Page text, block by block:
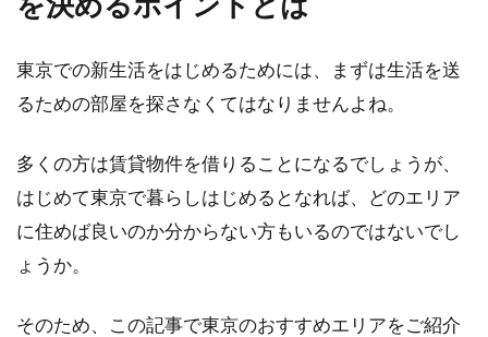
順番をご紹介！
上がるまでが楽しみですよね。完成までが待ち
丈夫！時計や絵を飾る方法
東京での新生活をはじめるためには、まずは生活を送
るための部屋を探さなくてはなりませんよね。
多くの方は賃貸物件を借りることになるでしょうが、
はじめて東京で暮らしはじめるとなれば、どのエリア
に住めば良いのか分からない方もいるのではないでし
ょうか。
そのため、この記事で東京のおすすめエリアをご紹介